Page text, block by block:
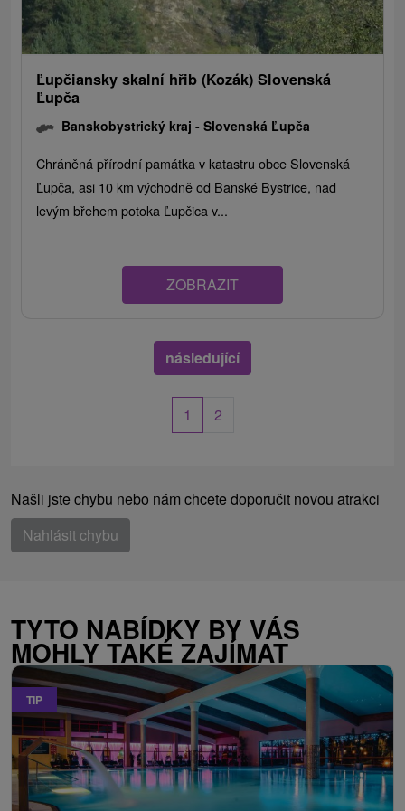
Ľupčiansky skalní hřib (Kozák) Slovenská
Ľupča
Banskobystrický kraj -Slovenská Ľupča
Chráněná přírodní památka v katastru obce Slovenská
Ľupča, asi 10 km východně od Banské Bystrice, nad
levým břehem potoka Ľupčica v...
ZOBRAZIT
následující
1 2
Našli jste chybu nebo nám chcete doporučit novou atrakci
Nahlásit chybu
TYTO NABÍDKY BY VÁS
MOHLY TAKÉ ZAJÍMAT
TIP